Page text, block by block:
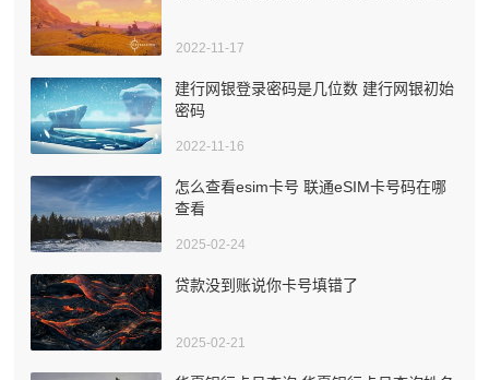
2022-11-17
建行网银登录密码是几位数 建行网银初始
密码
2022-11-16
怎么查看esim卡号 联通eSIM卡号码在哪
查看
2025-02-24
贷款没到账说你卡号填错了
2025-02-21